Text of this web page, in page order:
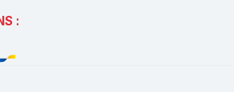
: